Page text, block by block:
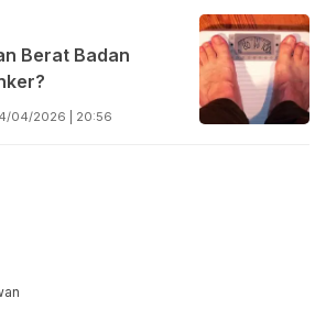
Berat Badan
04/2026 | 20:56